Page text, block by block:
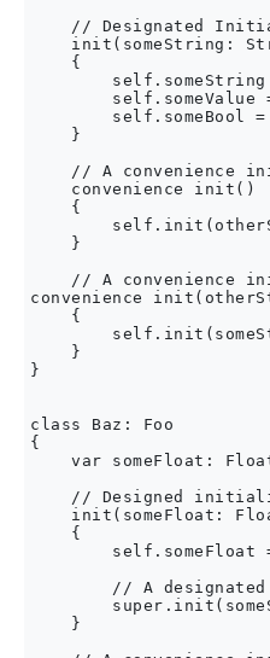
// Designated
init(someString:
    {
self.someValue
self.someBool =
    }
// A convenience
    convenience init()
    {
    }
// A convenience
convenience
    {
    }
}
class Baz: Foo
{
var someFloat:
// Designed
init(someFloat:
    {
self.someFloat
// A
    }